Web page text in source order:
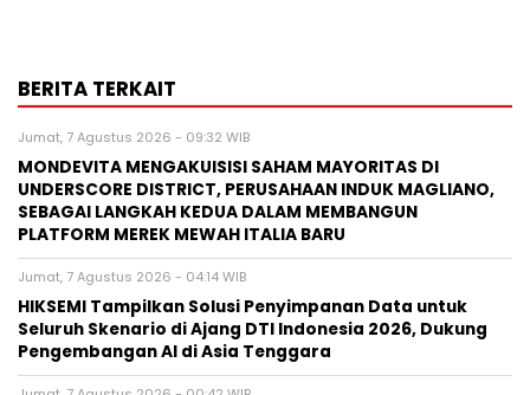
BERITA TERKAIT
Jumat, 7 Agustus 2026 - 09:32 WIB
MONDEVITA MENGAKUISISI SAHAM MAYORITAS DI
UNDERSCORE DISTRICT, PERUSAHAAN INDUK MAGLIANO,
SEBAGAI LANGKAH KEDUA DALAM MEMBANGUN
PLATFORM MEREK MEWAH ITALIA BARU
Jumat, 7 Agustus 2026 - 04:14 WIB
HIKSEMI Tampilkan Solusi Penyimpanan Data untuk
Seluruh Skenario di Ajang DTI Indonesia 2026, Dukung
Pengembangan AI di Asia Tenggara